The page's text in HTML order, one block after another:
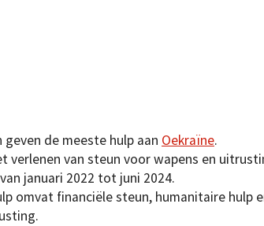
geven de meeste hulp aan Oekraïne.
verlenen van steun voor wapens en
januari 2022 tot juni 2024.
omvat financiële steun, humanitaire hulp